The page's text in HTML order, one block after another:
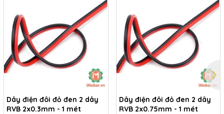
Dây điện đôi đỏ đen 2 dây
RVB 2x0.3mm - 1 mét
Dây điện đôi đỏ đen 2 dây
RVB 2x0.75mm - 1 mét